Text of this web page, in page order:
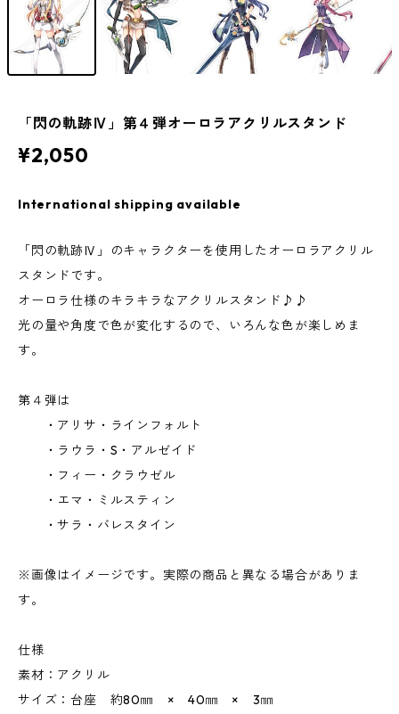
「閃の軌跡Ⅳ」第４弾オーロラアクリルスタンド
¥2,050
International shipping available
「閃の軌跡Ⅳ」のキャラクターを使用したオーロラアクリル
スタンドです。
オーロラ仕様のキラキラなアクリルスタンド♪♪
光の量や角度で色が変化するので、いろんな色が楽しめま
す。
第４弾は
・アリサ・ラインフォルト
・ラウラ・S・アルゼイド
・フィー・クラウゼル
・エマ・ミルスティン
・サラ・バレスタイン
※画像はイメージです。実際の商品と異なる場合がありま
す。
仕様
素材：アクリル
サイズ：台座 約80㎜ × 40㎜ × 3㎜